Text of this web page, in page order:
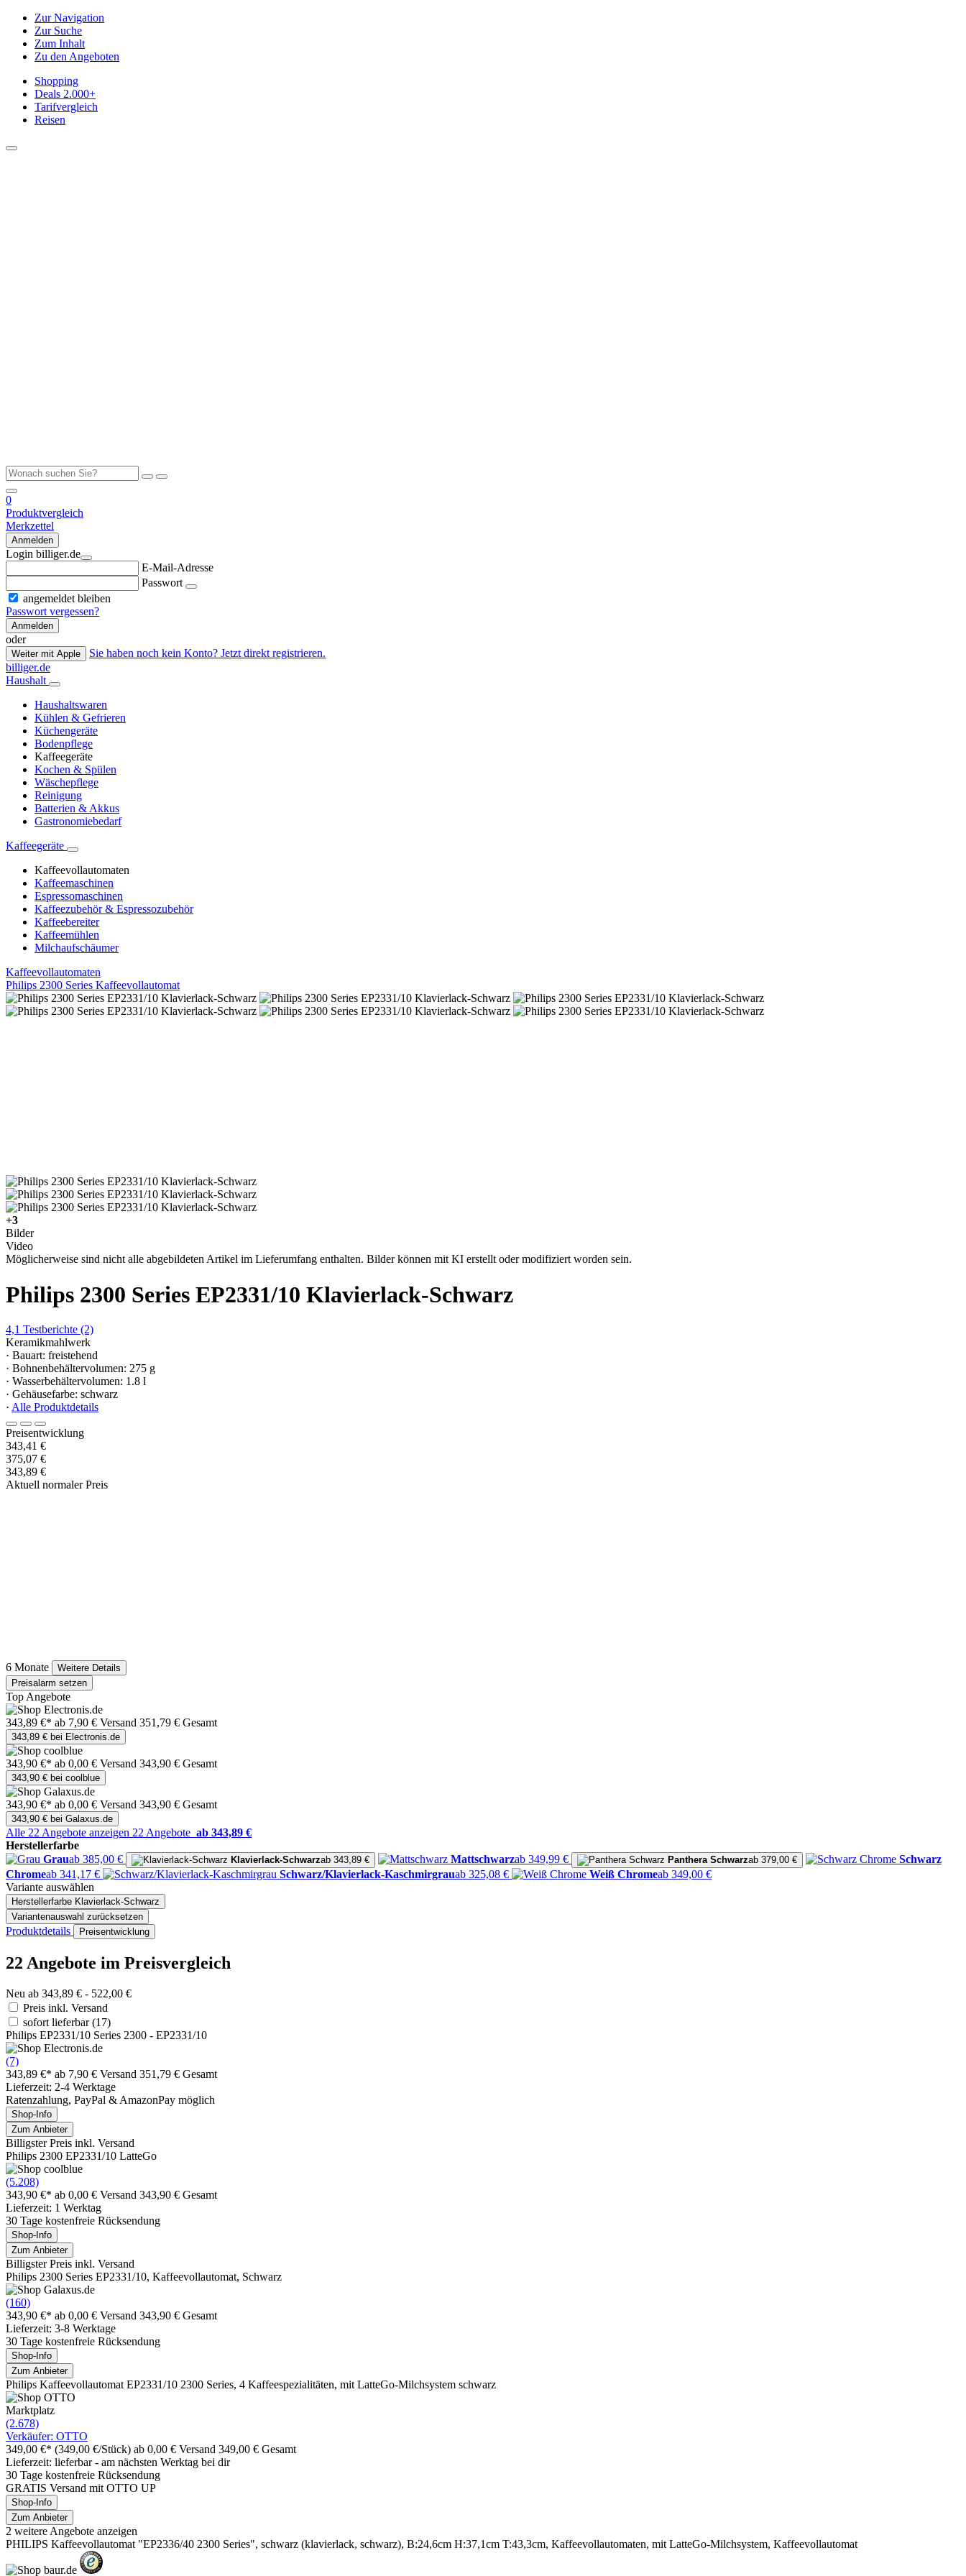
Zur Navigation
Zur Suche
Zum Inhalt
Zu den Angeboten
Shopping
Deals 2.000+
Tarifvergleich
Reisen
0
Produktvergleich
Merkzettel
Anmelden
Login billiger.de
E-Mail-Adresse
Passwort
angemeldet bleiben
Passwort vergessen?
Anmelden
oder
Weiter mit Apple
Sie haben noch kein Konto? Jetzt direkt registrieren.
billiger.de
Haushalt
Haushaltswaren
Kühlen & Gefrieren
Küchengeräte
Bodenpflege
Kaffeegeräte
Kochen & Spülen
Wäschepflege
Reinigung
Batterien & Akkus
Gastronomiebedarf
Kaffeegeräte
Kaffeevollautomaten
Kaffeemaschinen
Espressomaschinen
Kaffeezubehör & Espressozubehör
Kaffeebereiter
Kaffeemühlen
Milchaufschäumer
Kaffeevollautomaten
Philips 2300 Series Kaffeevollautomat
+3
Bilder
Video
Möglicherweise sind nicht alle abgebildeten Artikel im Lieferumfang enthalten. Bilder können mit KI erstellt oder modifiziert worden sein.
Philips 2300 Series EP2331/10 Klavierlack-Schwarz
4,1 Testberichte (2)
Keramikmahlwerk
· Bauart: freistehend
· Bohnenbehältervolumen: 275 g
· Wasserbehältervolumen: 1.8 l
· Gehäusefarbe: schwarz
· Alle Produktdetails
Preisentwicklung
343,41 €
375,07 €
343,89 €
Aktuell normaler Preis
6 Monate
Weitere Details
Preisalarm setzen
Top Angebote
343,89 €* ab 7,90 € Versand 351,79 € Gesamt
343,89 € bei Electronis.de
343,90 €* ab 0,00 € Versand 343,90 € Gesamt
343,90 € bei coolblue
343,90 €* ab 0,00 € Versand 343,90 € Gesamt
343,90 € bei Galaxus.de
Alle 22 Angebote anzeigen 22 Angebote ab 343,89 €
Herstellerfarbe
Grauab 385,00 € Klavierlack-Schwarzab 343,89 € Mattschwarzab 349,99 € Panthera Schwarzab 379,00 €
Schwarz
Chromeab 341,17 € Schwarz/Klavierlack-Kaschmirgrauab 325,08 € Weiß Chromeab 349,00 €
Variante auswählen
Herstellerfarbe Klavierlack-Schwarz
Variantenauswahl zurücksetzen
Produktdetails Preisentwicklung
22 Angebote im Preisvergleich
Neu ab 343,89 € - 522,00 €
Preis inkl. Versand
sofort lieferbar(17)
Philips EP2331/10 Series 2300 - EP2331/10
(7)
343,89 €* ab 7,90 € Versand 351,79 € Gesamt
Lieferzeit: 2-4 Werktage
Ratenzahlung, PayPal & AmazonPay möglich
Shop-Info
Zum Anbieter
Billigster Preis inkl. Versand
Philips 2300 EP2331/10 LatteGo
(5.208)
343,90 €* ab 0,00 € Versand 343,90 € Gesamt
Lieferzeit: 1 Werktag
30 Tage kostenfreie Rücksendung
Shop-Info
Zum Anbieter
Billigster Preis inkl. Versand
Philips 2300 Series EP2331/10, Kaffeevollautomat, Schwarz
(160)
343,90 €* ab 0,00 € Versand 343,90 € Gesamt
Lieferzeit: 3-8 Werktage
30 Tage kostenfreie Rücksendung
Shop-Info
Zum Anbieter
Philips Kaffeevollautomat EP2331/10 2300 Series, 4 Kaffeespezialitäten, mit LatteGo-Milchsystem schwarz
Marktplatz
(2.678)
Verkäufer: OTTO
349,00 €* (349,00 €/Stück) ab 0,00 € Versand 349,00 € Gesamt
Lieferzeit: lieferbar - am nächsten Werktag bei dir
30 Tage kostenfreie Rücksendung
GRATIS Versand mit OTTO UP
Shop-Info
Zum Anbieter
2 weitere Angebote anzeigen
PHILIPS Kaffeevollautomat "EP2336/40 2300 Series", schwarz (klavierlack, schwarz), B:24,6cm H:37,1cm T:43,3cm, Kaffeevollautomaten, mit LatteGo-Milchsystem, Kaffeevollautomat